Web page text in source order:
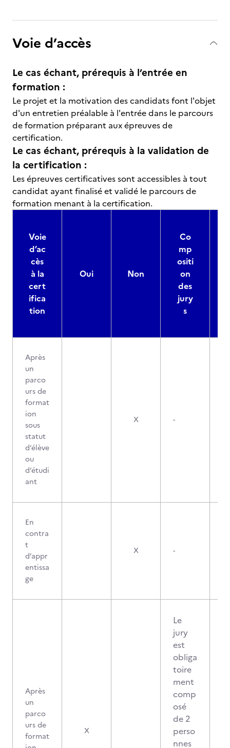
Voie d’accès
Le cas échant, prérequis à l’entrée en
formation :
Le projet et la motivation des candidats font l'objet
d'un entretien préalable à l'entrée dans le parcours
de formation préparant aux épreuves de
certification.
Le cas échant, prérequis à la validation de
la certification :
Les épreuves certificatives sont accessibles à tout
candidat ayant finalisé et validé le parcours de
formation menant à la certification.
Voie
d’ac
cès
à la
cert
ifica
tion
Oui Non
Co
mp
ositi
on
des
jury
s
Après
un
parco
urs de
format
ion
sous
statut
d’élève
ou
d’étudi
ant
X -
En
contra
t
d’appr
entissa
ge
X -
Après
un
parco
urs de
format
X
Le
jury
est
obliga
toire
ment
comp
osé
de 2
perso
nnes